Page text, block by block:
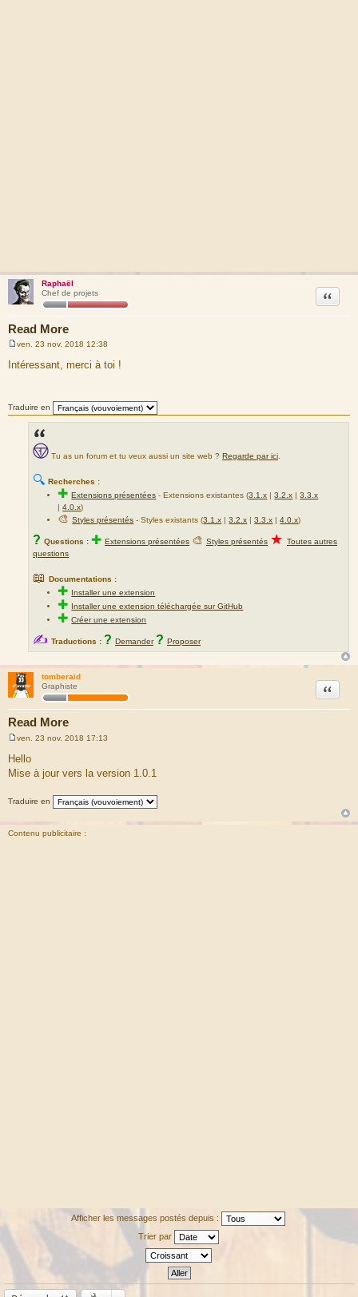
Raphaël
Chef de projets
Read More
Citation
e
s
e
ven. 23 nov. 2018 12:38
Intéressant, merci à toi !
Traduire en
Tu as un forum et tu veux aussi un site web ? Regarde par ici
🔍 Recherches :
✚Extensions présentées -Extensions existantes (3.1.x |3.2.x |3.3.x
|4.0.x)
🎨Styles présentés - Styles existants (3.1.x |3.2.x |3.3.x |4.0.x)
? Questions : ✚ Extensions présentées 🎨 Styles présentés ★ Toutes autres
questions
📖 Documentations :
✚ Installer une extension
✚ Installer une extension téléchargée sur GitHub
✚Créer une extension
✍ Traductions : ? Demander ? Proposer
tomberaid
Graphiste
Read More
Citation
e
s
s
e
ven. 23 nov. 2018 17:13
Hello
Mise à jour vers la version 1.0.1
Traduire en
Contenu publicitaire :
Afficher les messages postés depuis :
Trier par